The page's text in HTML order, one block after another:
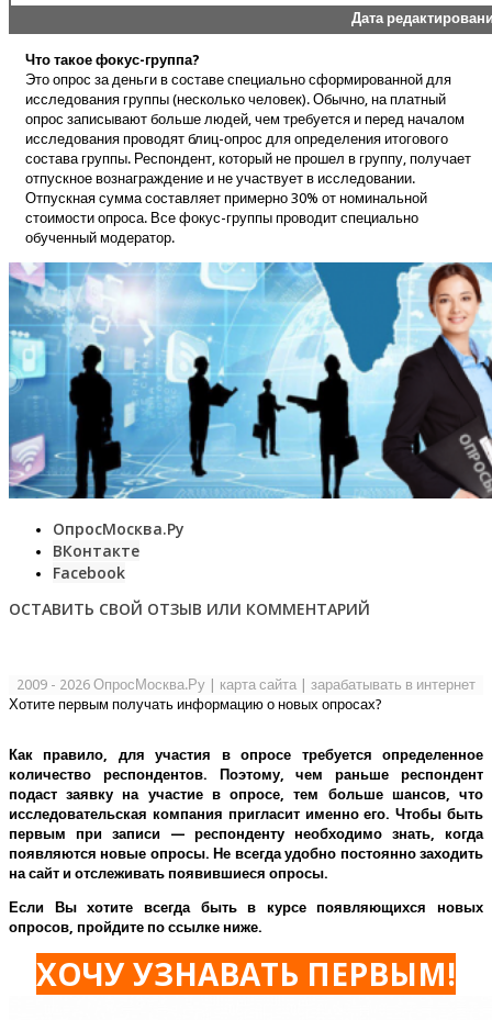
Дата
Что такое фокус-группа?
Это опрос за деньги в составе специально сформированной для
исследования группы (несколько человек). Обычно, на платный
опрос записывают больше людей, чем требуется и перед началом
исследования проводят блиц-опрос для определения итогового
состава группы. Респондент, который не прошел в группу, получает
отпускное вознаграждение и не участвует в исследовании.
Отпускная сумма составляет примерно 30% от номинальной
стоимости опроса. Все фокус-группы проводит специально
обученный модератор.
ОпросМосква.Ру
ВКонтакте
Facebook
ОСТАВИТЬ СВОЙ ОТЗЫВ ИЛИ КОММЕНТАРИЙ
2009 - 2026 ОпросМосква.Ру карта сайта
зарабатывать в интернет
Хотите первым получать информацию о новых опросах?
Как правило, для участия в опросе требуется определенное
количество респондентов. Поэтому, чем раньше респондент
подаст заявку на участие в опросе, тем больше шансов, что
исследовательская компания пригласит именно его.Чтобы быть
первым при записи — респонденту необходимо знать, когда
появляются новые опросы. Не всегда удобно постоянно заходить
на сайт и отслеживать появившиеся опросы.
Если Вы хотите всегда быть в курсе появляющихся новых
опросов, пройдите по ссылке ниже.
ХОЧУ УЗНАВАТЬ ПЕРВЫМ!